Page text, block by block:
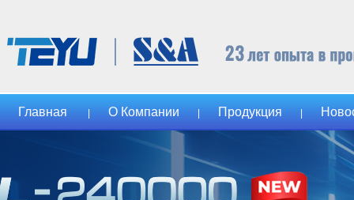
Главная О Компании Продукция